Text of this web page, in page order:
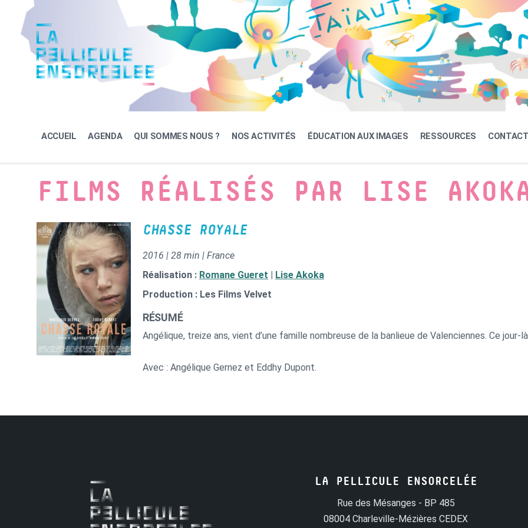
content
navigation
footer
ACCUEIL AGENDA QUI SOMMES NOUS ? NOS ACTIVITÉS ÉDUCATION AUX IMAGES RESSOURCES
FILMS RÉALISÉS PAR LISE
CHASSE ROYALE
2016 | 28 min | France
Réalisation : Romane Gueret | Lise Akoka
Production : Les Films Velvet
RÉSUMÉ
Angélique, treize ans, vient d’une famille nombreuse de la banlieue de Valenciennes. Ce
Avec : Angélique Gernez et Eddhy Dupont.
LA PELLICULE ENSORCELÉE
Rue des Mésanges - BP 485
08004 Charleville-Mézières CEDEX